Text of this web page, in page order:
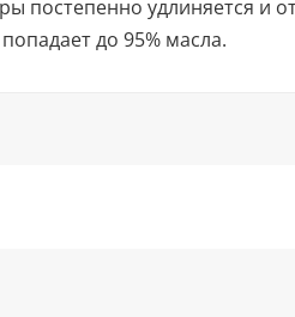
постепенно удлиняется и
до 95% масла.